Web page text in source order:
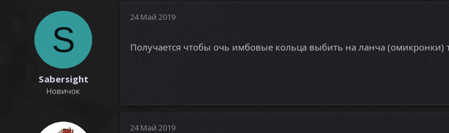
ц
:
S
Sabersight
Новичок
24 Май 2019
Получается чтобы очь имбовые кольца выбить на ланча
24 Май 2019